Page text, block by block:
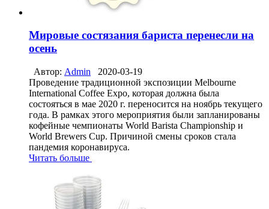
Мировые состязания бариста перенесли на
осень
Автор: Admin
2020-03-19
Проведение традиционной экспозиции Melbourne
International Coffee Expo, которая должна была
состояться в мае 2020 г. переносится на ноябрь текущего
года. В рамках этого мероприятия были запланированы
кофейные чемпионаты World Barista Championship и
World Brewers Cup. Причиной смены сроков стала
пандемия коронавируса.
Читать больше